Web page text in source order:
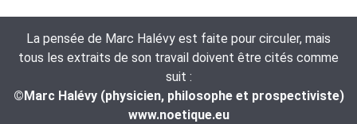
La pensée de Marc Halévy est faite pour circuler, mais
tous les extraits de son travail doivent être cités comme
suit :
©Marc Halévy (physicien, philosophe et prospectiviste)
www.noetique.eu